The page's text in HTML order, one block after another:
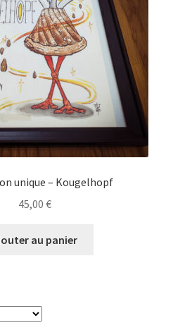
unique – Kougelhopf
45,00 €
au panier